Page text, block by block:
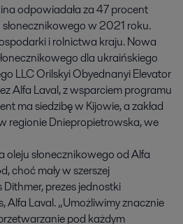
odpowiadała za 47 procent
w 2021 roku.
i rolnictwa kraju. Nowa
dla ukraińskiego
LLC Orilskyi Obyednanyi Elevator
Alfa Laval, z wsparciem programu
ma siedzibę w Kijowie, a zakład
regionie Dniepropietrowska, we
słonecznikowego od Alfa
choć mały w szerszej
prezes jednostki
Alfa Laval. „Umożliwimy znacznie
pod każdym